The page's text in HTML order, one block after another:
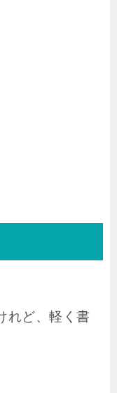
れど、軽く書